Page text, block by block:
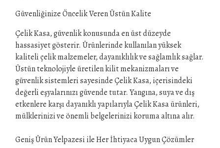
Güvenliğinize Öncelik Veren Üstün Kalite
Çelik Kasa, güvenlik konusunda en üst düzeyde
hassasiyet gösterir. Ürünlerinde kullanılan yüksek
kaliteli çelik malzemeler, dayanıklılık ve sağlamlık sağlar.
Üstün teknolojiyle üretilen kilit mekanizmaları ve
güvenlik sistemleri sayesinde Çelik Kasa, içerisindeki
değerli eşyalarınızı güvende tutar. Yangına, suya ve dış
etkenlere karşı dayanıklı yapılarıyla Çelik Kasa ürünleri,
mülklerinizi ve önemli belgelerinizi koruma altına alır.
Geniş Ürün Yelpazesi ile Her İhtiyaca Uygun Çözümler